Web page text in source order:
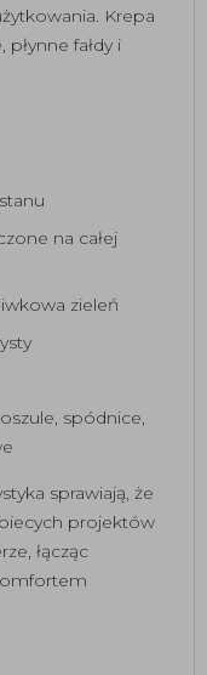
Krepa
fałdy i
na całej
zieleń
spódnice,
sprawiają, że
projektów
łącząc